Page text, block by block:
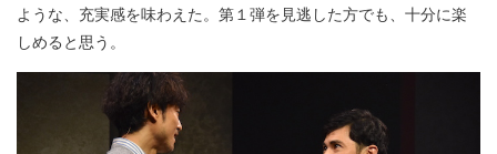
ような、充実感を味わえた。第１弾を見逃した方でも、十分に楽
しめると思う。